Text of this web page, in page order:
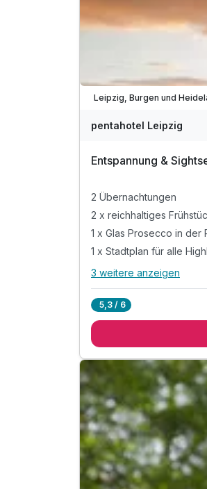
Teilweise ausgelastet
Verfügbar bis Dezember
Leipzig, Burgen und
pentahotel Leipzig
Entspannung &
2 Übernachtungen
2 x reichhaltiges
1 x Glas Prosecco in der
1 x Stadtplan für alle
Alle Inklusivleistungen
1 x Stadtplan für alle
inkl. Billard spielen in der
inkl. Nutzung des Pool-
inkl. Nutzung des WLAN
3 weitere anzeigen
5,3 / 6